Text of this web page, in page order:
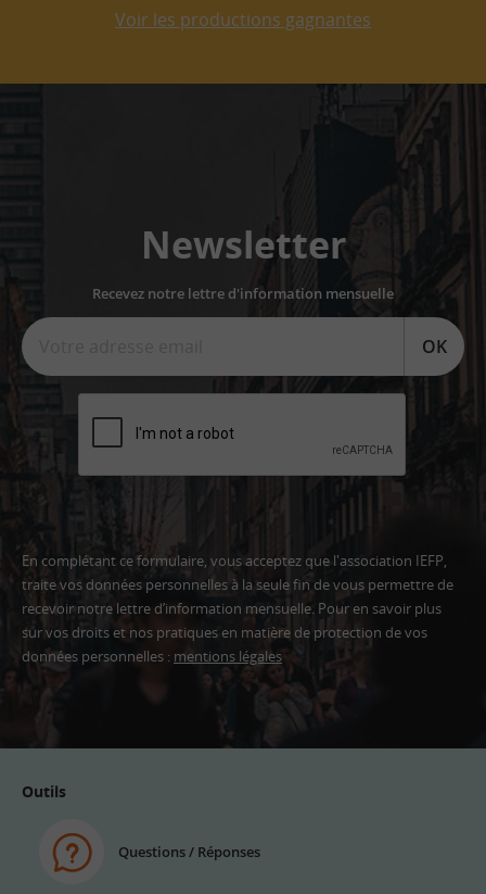
Voir les productions gagnantes
Newsletter
Recevez notre lettre d'information mensuelle
OK
En complétant ce formulaire, vous acceptez que l'association IEFP,
traite vos données personnelles à la seule fin de vous permettre de
recevoir notre lettre d’information mensuelle. Pour en savoir plus
sur vos droits et nos pratiques en matière de protection de vos
données personnelles : mentions légales
Outils
Questions / Réponses